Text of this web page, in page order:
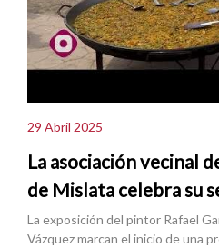
29 Abril 2025
La asociación vecinal
de Mislata celebra su
La exposición del pintor Rafael
Vázquez marcan el inicio de una